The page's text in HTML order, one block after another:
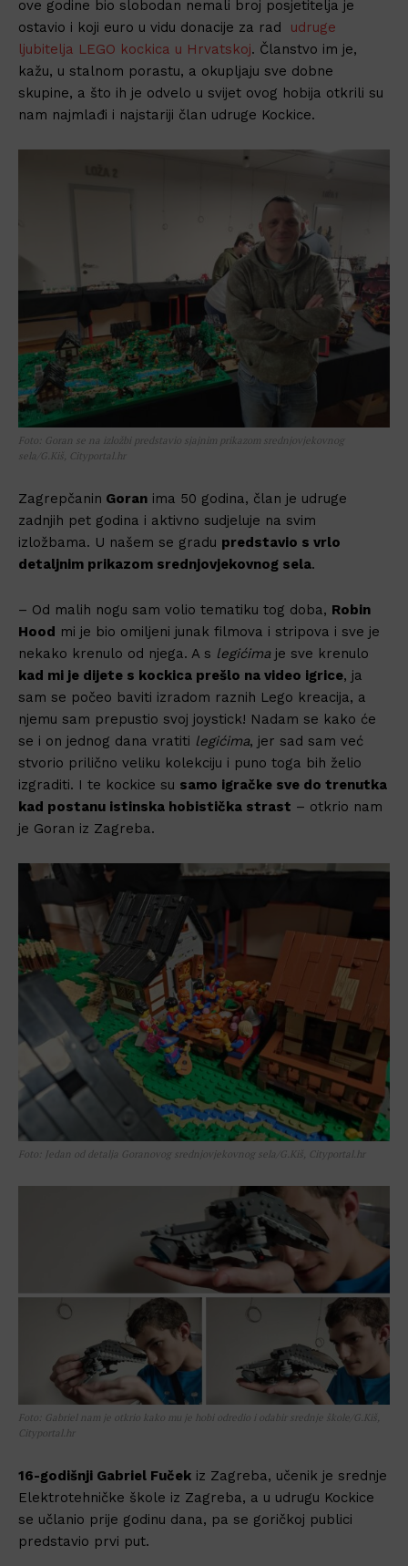
ove godine bio slobodan nemali broj posjetitelja je
ostavio i koji euro u vidu donacije za rad udruge
ljubitelja LEGO kockica u Hrvatskoj. Članstvo im je,
kažu, u stalnom porastu, a okupljaju sve dobne
skupine, a što ih je odvelo u svijet ovog hobija otkrili su
nam najmlađi i najstariji član udruge Kockice.
Foto: Goran se na izložbi predstavio sjajnim prikazom srednjovjekovnog
sela/G.Kiš, Cityportal.hr
Zagrepčanin Goran ima 50 godina, član je udruge
zadnjih pet godina i aktivno sudjeluje na svim
izložbama. U našem se gradu predstavio s vrlo
detaljnim prikazom srednjovjekovnog sela.
– Od malih nogu sam volio tematiku tog doba, Robin
Hood mi je bio omiljeni junak filmova i stripova i sve je
nekako krenulo od njega. A s legićima je sve krenulo
kad mi je dijete s kockica prešlo na video igrice, ja
sam se počeo baviti izradom raznih Lego kreacija, a
njemu sam prepustio svoj joystick! Nadam se kako će
se i on jednog dana vratiti legićima, jer sad sam već
stvorio prilično veliku kolekciju i puno toga bih želio
izgraditi. I te kockice su samo igračke sve do trenutka
kad postanu istinska hobistička strast – otkrio nam
je Goran iz Zagreba.
Foto: Jedan od detalja Goranovog srednjovjekovnog sela/G.Kiš, Cityportal.hr
Foto: Gabriel nam je otkrio kako mu je hobi odredio i odabir srednje škole/G.Kiš,
Cityportal.hr
16-godišnji Gabriel Fuček iz Zagreba, učenik je srednje
Elektrotehničke škole iz Zagreba, a u udrugu Kockice
se učlanio prije godinu dana, pa se goričkoj publici
predstavio prvi put.